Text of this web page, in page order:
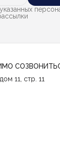
11, стр. 11